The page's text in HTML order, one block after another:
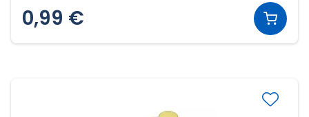
0,99 €